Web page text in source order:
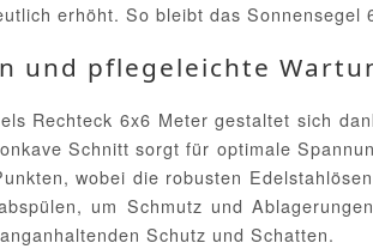
erhöht. So bleibt das
und pflegeleichte
Rechteck 6x6 Meter gestaltet sich
Schnitt sorgt für optimale
wobei die robusten
um Schmutz und
Schutz und Schatten.